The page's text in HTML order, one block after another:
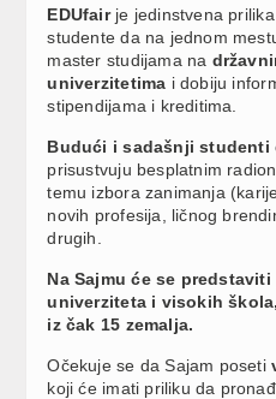
EDUfairje jedinstvena
studente da na jednom
master studijama na
univerzitetima i dobiju
stipendijama i kreditima.
Budući i sadašnji studenti
prisustvuju besplatnim
temu izbora zanimanja
novih profesija, ličnog
drugih.
Na Sajmu će se
univerziteta i visokih
iz čak 15 zemalja.
Očekuje se da Sajam poseti
koji će imati priliku da